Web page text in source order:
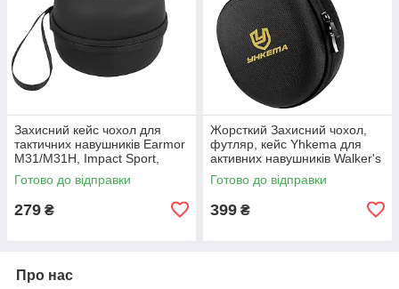
Захисний кейс чохол для
тактичних навушників Earmor
M31/M31H, Impact Sport,
Walker's Razor Slim
Готово до відправки
279 ₴
Жорсткий Захисний чохол,
футляр, кейс Yhkema для
активних навушників Walker's
Razor Slim, Howard Impact
Sport, Earmor M31/M31H
Готово до відправки
399 ₴
Про нас